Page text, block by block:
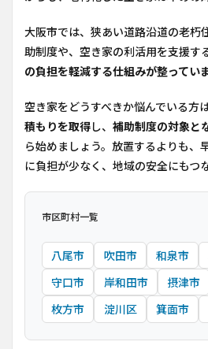
大阪市では、狭あい道路沿道の老朽
助制度や、空き家の利活用を支援す
の負担を軽減する仕組みが整っていま
空き家をどうすべきか悩んでいる方
積もりを取得し、 補助制度の対象と
ら始めましょう。放置するよりも、
に負担が少なく、地域の安全にもつ
市区町村一覧
八尾市 吹田市 和泉市
守口市 岸和田市 摂津市
枚方市 淀川区 箕面市